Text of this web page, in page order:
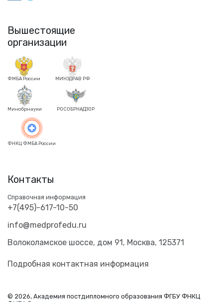
Вышестоящие
организации
ФМБА России МИНЗДРАВ РФ
Минобрнауки РОСОБРНАДЗОР
ФНКЦ ФМБА России
Контакты
Справочная информация
+7(495)-617-10-50
info@medprofedu.ru
Волоколамское шоссе, дом 91, Москва, 125371
Подробная контактная информация
© 2026, Академия постдипломного образования ФГБУ ФНКЦ